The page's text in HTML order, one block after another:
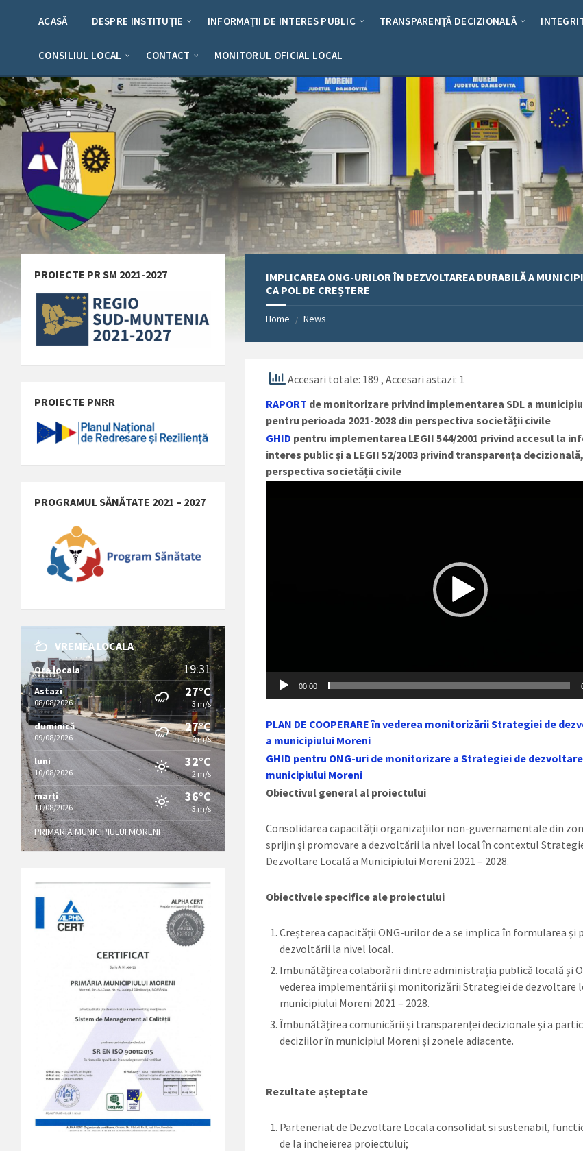
ACASĂ DESPRE INSTITUȚIE INFORMAȚII DE INTERES PUBLIC TRANSPARENȚĂ DECIZIONALĂ
CONSILIUL LOCAL CONTACT MONITORUL OFICIAL LOCAL
IMPLICAREA ONG-URILOR ÎN DEZVOLTAREA DURABILĂ A
CA POL DE CREȘTERE
Home / News
Accesari totale: 189, Accesari astazi: 1
RAPORT de monitorizare privind implementarea SDL a
pentru perioada 2021-2028 din perspectiva societății civile
GHID pentru implementarea LEGII 544/2001 privind accesul la
interes public și a LEGII 52/2003 privind transparența
perspectiva societății civile
00:00
PLAN DE COOPERARE în vederea monitorizării Strategiei de
a municipiului Moreni
GHID pentru ONG-uri de monitorizare a Strategiei de
municipiului Moreni
Obiectivul general al proiectului
Consolidarea capacității organizațiilor non-guvernamentale din
sprijin și promovare a dezvoltării la nivel local în contextul
Dezvoltare Locală a Municipiului Moreni 2021 – 2028.
Obiectivele specifice ale proiectului
Creșterea capacității ONG-urilor de a se implica în formularea și
dezvoltării la nivel local.
Imbunătățirea colaborării dintre administrația publică locală și
vederea implementării și monitorizării Strategiei de dezvoltare
municipiului Moreni 2021 – 2028.
Îmbunătățirea comunicării și transparenței decizionale și a
deciziilor în municipiul Moreni și zonele adiacente.
Rezultate așteptate
Parteneriat de Dezvoltare Locala consolidat si sustenabil,
de la incheierea proiectului;
PROIECTE PR SM 2021-2027
PROIECTE PNRR
PROGRAMUL SĂNĂTATE 2021 – 2027
VREMEA LOCALA
Ora locala 19:31
Astazi
08/08/2026
27°C
3 m/s
duminică
09/08/2026
27°C
0 m/s
luni
10/08/2026
32°C
2 m/s
marți
11/08/2026
36°C
3 m/s
PRIMARIA MUNICIPIULUI MORENI